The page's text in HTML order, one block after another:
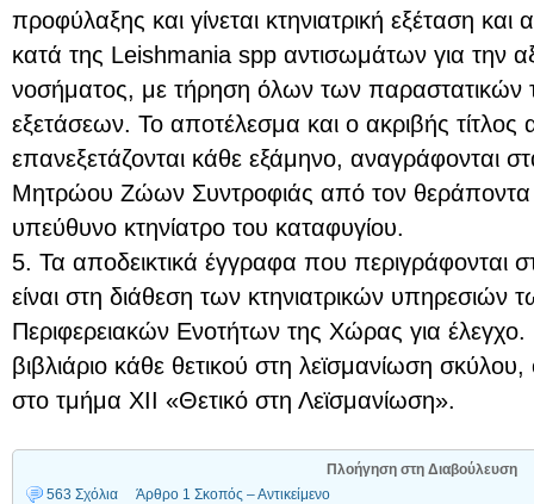
προφύλαξης και γίνεται κτηνιατρική εξέταση και
κατά της Leishmania spp αντισωμάτων για την
νοσήματος, με τήρηση όλων των παραστατικών
εξετάσεων. Το αποτέλεσμα και ο ακριβής
επανεξετάζονται κάθε εξάμηνο, αναγράφονται
Μητρώου Ζώων Συντροφιάς από τον θεράποντα
υπεύθυνο κτηνίατρο του καταφυγίου.
5. Τα αποδεικτικά έγγραφα που περιγράφονται
είναι στη διάθεση των κτηνιατρικών υπηρεσιών
Περιφερειακών Ενοτήτων της Χώρας για έλεγχο.
βιβλιάριο κάθε θετικού στη λεϊσμανίωση σκύλου,
στο τμήμα ΧΙΙ «Θετικό στη Λεϊσμανίωση».
Πλοήγηση στη Διαβούλευση
563 Σχόλια
Άρθρο 1 Σκοπός – Αντικείμενο